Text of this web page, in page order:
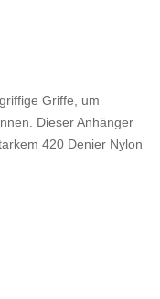
Griffe, um
Dieser Anhänger
420 Denier Nylon